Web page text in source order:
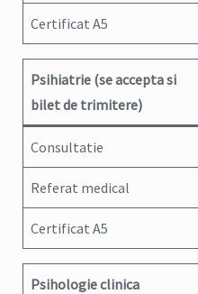
Certificat A5
Psihiatrie (se accepta si
bilet de trimitere)
Consultatie
Referat medical
Certificat A5
Psihologie clinica